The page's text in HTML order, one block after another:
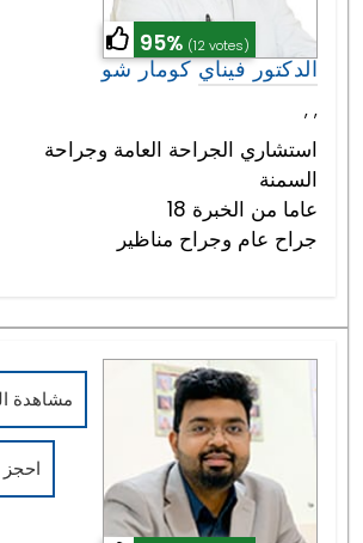
95% (12 votes)
الدكتور فيناي كومار شو
, ,
استشاري الجراحة العامة وجراحة
السمنة
18 عاما من الخبرة
جراح عام وجراح مناظير
مشاهدة